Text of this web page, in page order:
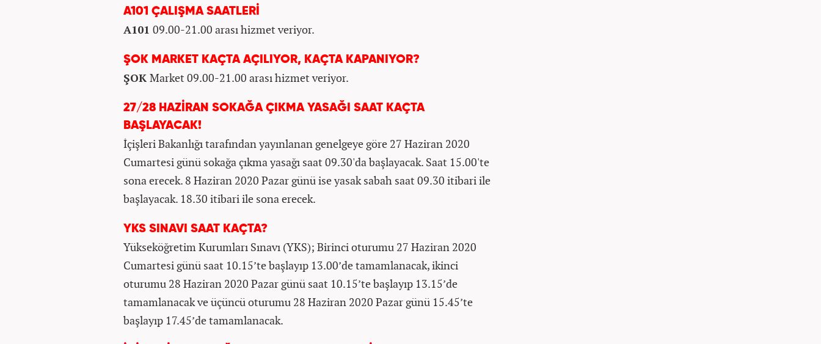
A101 ÇALIŞMA SAATLERİ
A101 09.00-21.00 arası hizmet veriyor.
ŞOK MARKET KAÇTA AÇILIYOR, KAÇTA KAPANIYOR?
ŞOK Market 09.00-21.00 arası hizmet veriyor.
27/28 HAZİRAN SOKAĞA ÇIKMA YASAĞI SAAT KAÇTA
BAŞLAYACAK!
İçişleri Bakanlığı tarafından yayınlanan genelgeye göre 27 Haziran 2020
Cumartesi günü sokağa çıkma yasağı saat 09.30'da başlayacak. Saat 15.00'te
sona erecek. 8 Haziran 2020 Pazar günü ise yasak sabah saat 09.30 itibari ile
başlayacak. 18.30 itibari ile sona erecek.
YKS SINAVI SAAT KAÇTA?
Yükseköğretim Kurumları Sınavı (YKS); Birinci oturumu 27 Haziran 2020
Cumartesi günü saat 10.15’te başlayıp 13.00’de tamamlanacak, ikinci
oturumu 28 Haziran 2020 Pazar günü saat 10.15’te başlayıp 13.15’de
tamamlanacak ve üçüncü oturumu 28 Haziran 2020 Pazar günü 15.45’te
başlayıp 17.45’de tamamlanacak.